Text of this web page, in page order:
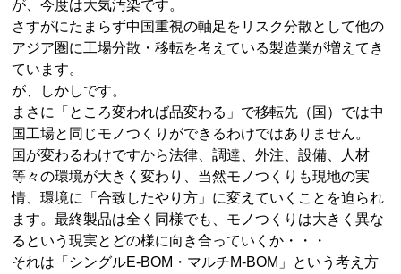
が、今度は大気汚染です。
さすがにたまらず中国重視の軸足をリスク分散として他の
アジア圏に工場分散・移転を考えている製造業が増えてき
ています。
が、しかしです。
まさに「ところ変われば品変わる」で移転先（国）では中
国工場と同じモノつくりができるわけではありません。
国が変わるわけですから法律、調達、外注、設備、人材
等々の環境が大きく変わり、当然モノつくりも現地の実
情、環境に「合致したやり方」に変えていくことを迫られ
ます。最終製品は全く同様でも、モノつくりは大きく異な
るという現実とどの様に向き合っていくか・・・
それは「シングルE-BOM・マルチM-BOM」という考え方